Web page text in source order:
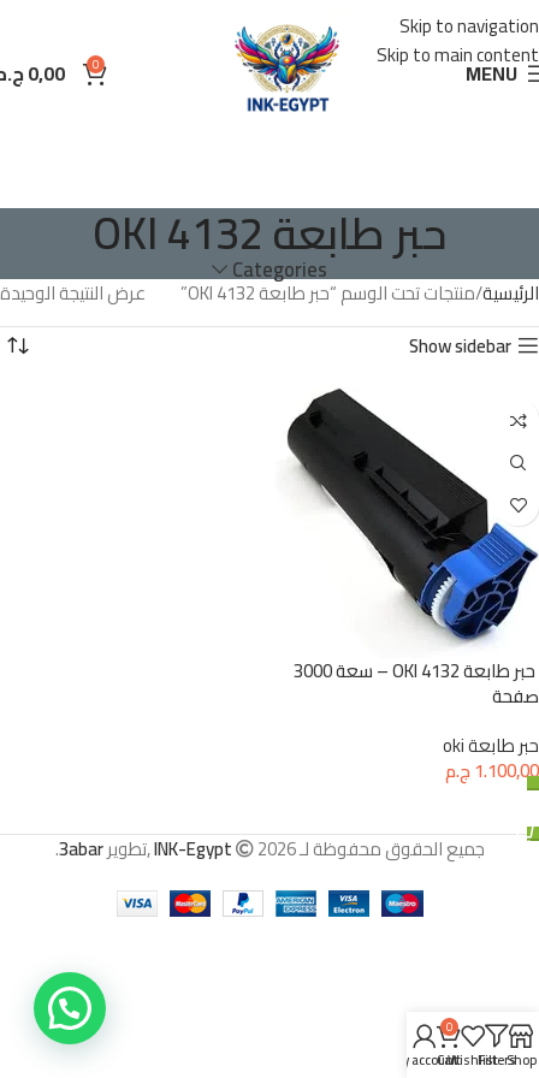
Skip to navigation
Skip to main content
MENU
0
0,00
حبر طابعة OKI 4132
Categories
الرئيسية منتجات تحت الوسم “حبر طابعة OKI 4132”
عرض النتيجة الوحيدة
Show sidebar
حبر طابعة 4132 OKI – سعة 3000
صفحة
حبر طابعة oki
1.100,00ج.م
جميع الحقوق محفوظة لـ INK-Egypt 2026 ,تطوير 3abar
.
Shop
Filters
Wishlist
0
Cart
My account